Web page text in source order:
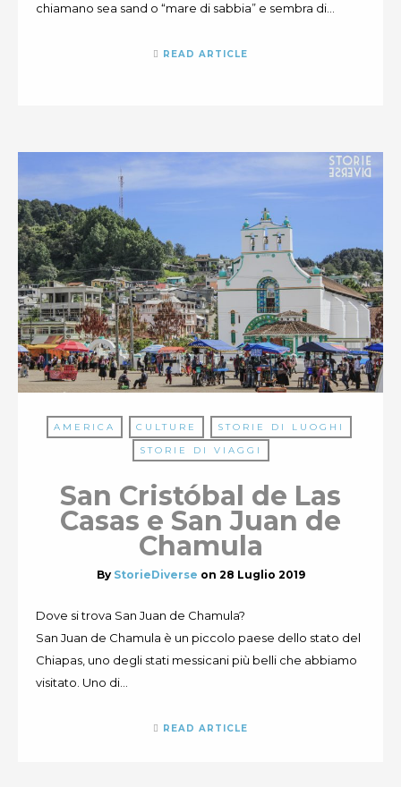
chiamano sea sand o “mare di sabbia” e sembra di…
READ ARTICLE
AMERICA CULTURE
STORIE DI LUOGHI
STORIE DI VIAGGI
San Cristóbal de Las
Casas e San Juan de
Chamula
By StorieDiverse on 28 Luglio 2019
Dove si trova San Juan de Chamula?
San Juan de Chamula è un piccolo paese dello stato del
Chiapas, uno degli stati messicani più belli che abbiamo
visitato. Uno di…
READ ARTICLE